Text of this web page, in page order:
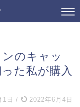
のキャッ
た私が購入
1日 / 2022年6月4日